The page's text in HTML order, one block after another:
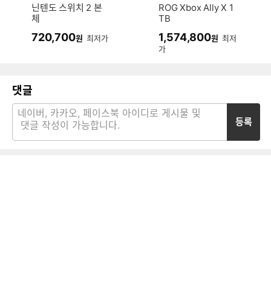
닌텐도 스위치 2 본
체
720,700원 최저가
ROG Xbox Ally X 1
TB
1,574,800원 최저
가
댓글
등록